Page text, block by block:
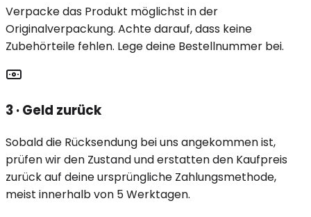
Verpacke das Produkt möglichst in der
Originalverpackung. Achte darauf, dass keine
Zubehörteile fehlen. Lege deine Bestellnummer bei.
3 · Geld zurück
Sobald die Rücksendung bei uns angekommen ist,
prüfen wir den Zustand und erstatten den Kaufpreis
zurück auf deine ursprüngliche Zahlungsmethode,
meist innerhalb von 5 Werktagen.